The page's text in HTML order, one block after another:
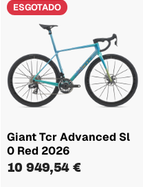
ESGOTADO
Giant Tcr Advanced Sl
0 Red 2026
10 949,54 €